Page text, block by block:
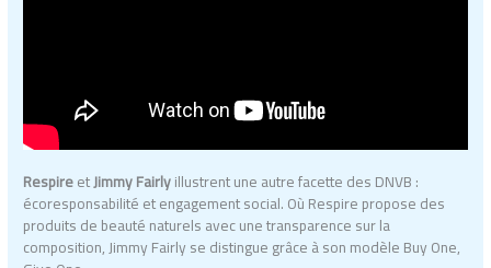
RespireetJimmy Fairlyillustrent une autre facette des DNVB :
écoresponsabilité et engagement social. Où Respire propose des
produits de beauté naturels avec une transparence sur la
composition, Jimmy Fairly se distingue grâce à son modèle Buy One,